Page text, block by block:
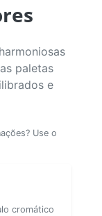
paletas
e
Use o
cromático